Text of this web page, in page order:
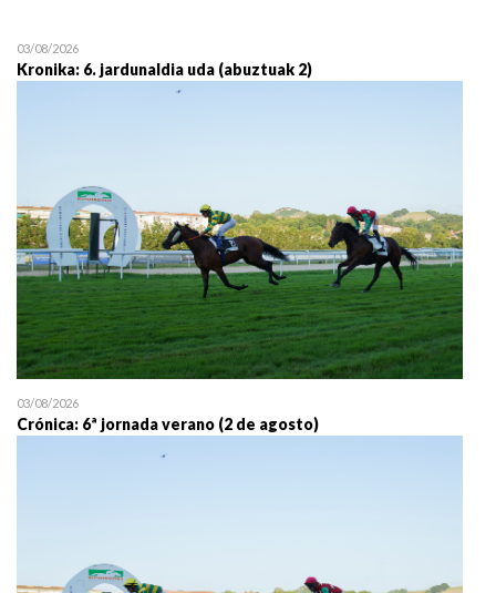
19/07 11:30
03/08/2026
Kronika: 6. jardunaldia uda (abuztuak 2)
03/08/2026
Crónica: 6ª jornada verano (2 de agosto)